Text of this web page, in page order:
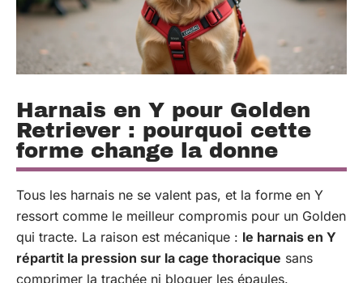
Harnais en Y pour Golden
Retriever : pourquoi cette
forme change la donne
Tous les harnais ne se valent pas, et la forme en Y
ressort comme le meilleur compromis pour un Golden
qui tracte. La raison est mécanique : le harnais en Y
répartit la pression sur la cage thoracique sans
comprimer la trachée ni bloquer les épaules.